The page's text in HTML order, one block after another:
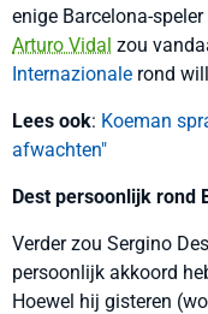
enige Barcelona-
Arturo Vidal zou
Internazionale rond
Lees ook: Koeman
afwachten"
Dest persoonlijk rond
Verder zou Sergino
persoonlijk akkoord
Hoewel hij gisteren